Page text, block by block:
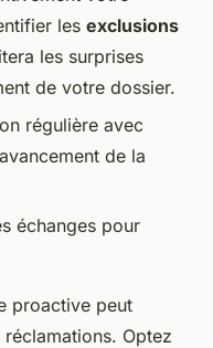
les exclusions
les surprises
de votre dossier.
régulière avec
de la
échanges pour
proactive peut
Optez